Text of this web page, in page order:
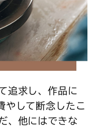
追求し、作品に
やして断念したこ
、他にはできな